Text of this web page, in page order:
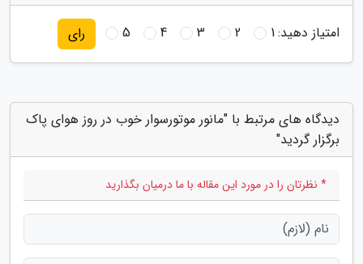
امتیاز دهید:1
2
3
4
5 رای
دیدگاه های مرتبط با "مانور موتورسوار خوب در روز هوای پاک
برگزار گردید"
* نظرتان را در مورد این مقاله با ما درمیان بگذارید